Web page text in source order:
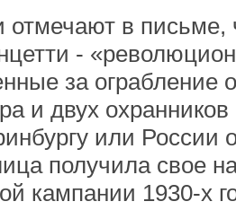
в письме,
-
за ограбление
и двух
или России
получила свое
кампании 1930-х